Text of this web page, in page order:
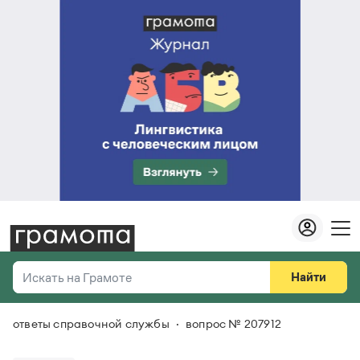
Искать на Грамоте
Справочная служба
Найти
Везде
ответы справочной службы вопрос № 207912